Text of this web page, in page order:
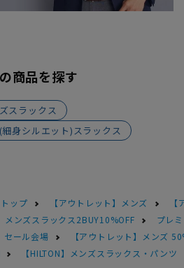
商品を探す
スラックス
身シルエット)スラックス
ップ 【アウトレット】メンズ
メンズスラックス2BUY10%OFF
プレ
セール会場
【アウトレット】メンズ
【HILTON】メンズスラックス・パンツ